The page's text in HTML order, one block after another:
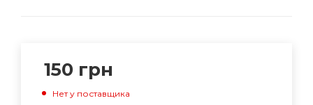
150 грн
Нет у поставщика